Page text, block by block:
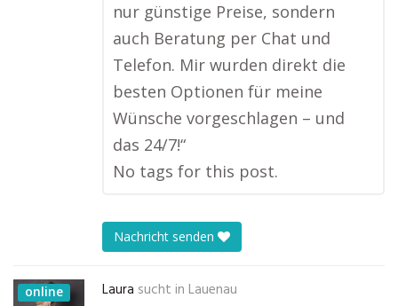
nur günstige Preise, sondern
auch Beratung per Chat und
Telefon. Mir wurden direkt die
besten Optionen für meine
Wünsche vorgeschlagen – und
das 24/7!“
No tags for this post.
Nachricht senden
online Laura sucht in Lauenau